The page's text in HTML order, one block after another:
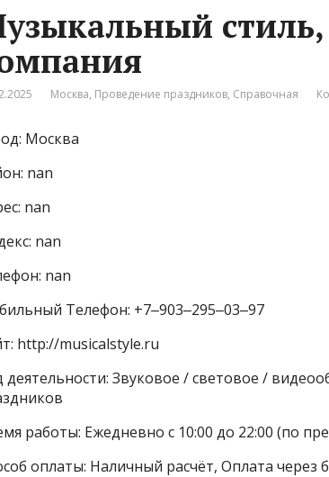
Москва, Проведение праздников, Справочная
Москва
nan
nan
nan
nan
Телефон: +7‒903‒295‒03‒97
http://musicalstyle.ru
деятельности: Звуковое / световое /
работы: Ежедневно с 10:00 до 22:00 (по
оплаты: Наличный расчёт, Оплата через